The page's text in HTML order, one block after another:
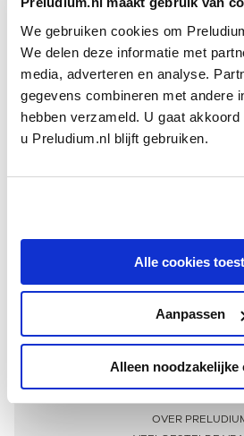
We gebruiken cookies om
We delen deze informatie met
media, adverteren en analyse.
gegevens combineren met andere
hebben verzameld. U gaat
u Preludium.nl blijft gebruiken.
Alle cookies
Aanpassen
Alleen noodzakelijke
Meer
OVER